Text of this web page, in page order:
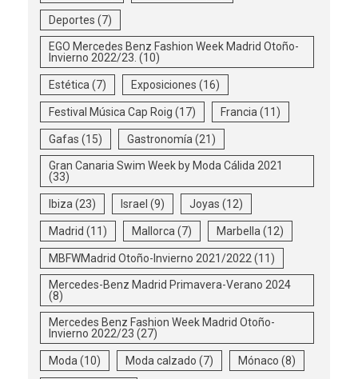
Deportes (7)
EGO Mercedes Benz Fashion Week Madrid Otoño-
Invierno 2022/23. (10)
Estética (7) Exposiciones (16)
Festival Música Cap Roig (17) Francia (11)
Gafas (15) Gastronomía (21)
Gran Canaria Swim Week by Moda Cálida 2021
(33)
Ibiza (23) Israel (9) Joyas (12)
Madrid (11) Mallorca (7) Marbella (12)
MBFWMadrid Otoño-Invierno 2021/2022 (11)
Mercedes-Benz Madrid Primavera-Verano 2024
(8)
Mercedes Benz Fashion Week Madrid Otoño-
Invierno 2022/23 (27)
Moda (10) Moda calzado (7) Mónaco (8)